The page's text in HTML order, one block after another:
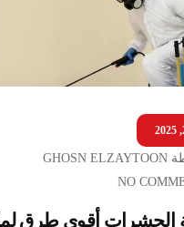
GHOSN ELZAYTOON
NO
الحشرات أقوى طرق